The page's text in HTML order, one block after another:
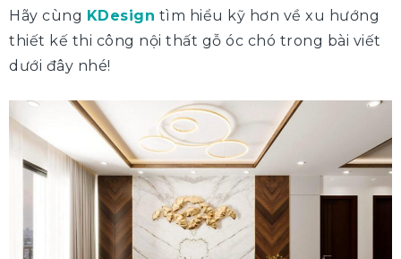
Hãy cùng KDesign tìm hiểu kỹ hơn về xu hướng
thiết kế thi công nội thất gỗ óc chó trong bài viết
dưới đây nhé!